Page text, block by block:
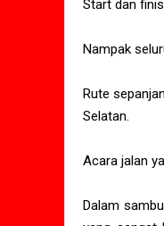
Start dan
Nampak
Rute
Selatan.
Acara jalan
Dalam